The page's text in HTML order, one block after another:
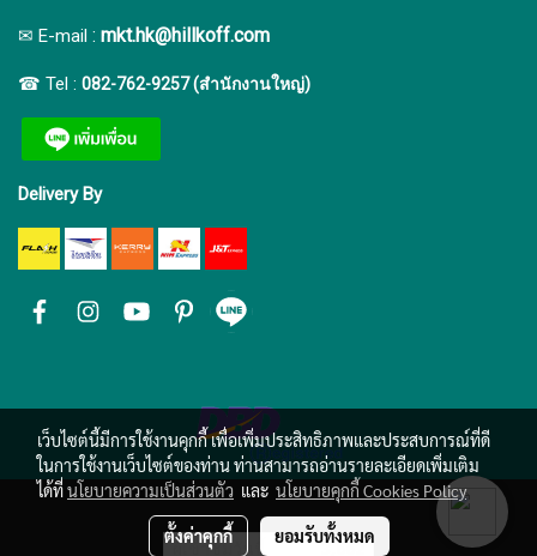
✉ E-mail : mkt.hk@hillkoff.com
☎ Tel : 082-762-9257 (สำนักงานใหญ่)
Delivery By
ผู้เข้าชมวันนี้ 3,662
เว็บไซต์นี้มีการใช้งานคุกกี้ เพื่อเพิ่มประสิทธิภาพและประสบการณ์ที่ดี
ในการใช้งานเว็บไซต์ของท่าน ท่านสามารถอ่านรายละเอียดเพิ่มเติม
ได้ที่นโยบายความเป็นส่วนตัว และ นโยบายคุกกี้ Cookies Policy
ตั้งค่าคุกกี้ ยอมรับทั้งหมด